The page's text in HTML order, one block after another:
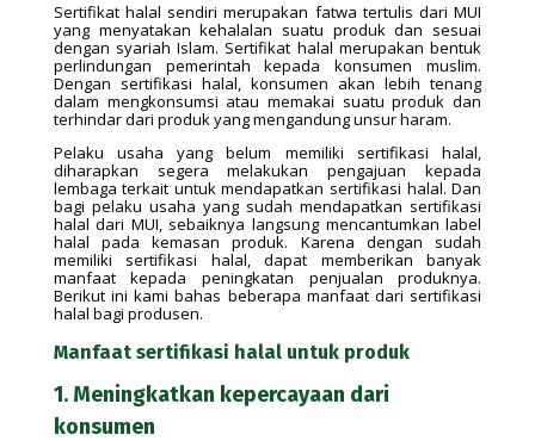
Sertifikat halal sendiri merupakan fatwa tertulis dari MUI
yang menyatakan kehalalan suatu produk dan sesuai
dengan syariah Islam. Sertifikat halal merupakan bentuk
perlindungan pemerintah kepada konsumen muslim.
Dengan sertifikasi halal, konsumen akan lebih tenang
dalam mengkonsumsi atau memakai suatu produk dan
terhindar dari produk yang mengandung unsur haram.
Pelaku usaha yang belum memiliki sertifikasi halal,
diharapkan segera melakukan pengajuan kepada
lembaga terkait untuk mendapatkan sertifikasi halal. Dan
bagi pelaku usaha yang sudah mendapatkan sertifikasi
halal dari MUI, sebaiknya langsung mencantumkan label
halal pada kemasan produk. Karena dengan sudah
memiliki sertifikasi halal, dapat memberikan banyak
manfaat kepada peningkatan penjualan produknya.
Berikut ini kami bahas beberapa manfaat dari sertifikasi
halal bagi produsen.
Manfaat sertifikasi halal untuk produk
1. Meningkatkan kepercayaan dari
konsumen